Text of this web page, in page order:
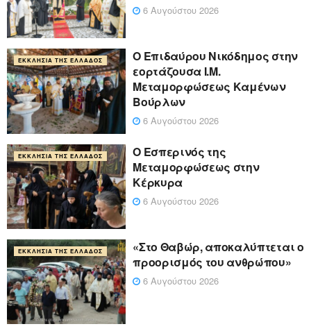
6 Αυγούστου 2026
ΕΚΚΛΗΣΊΑ ΤΗΣ ΕΛΛΆΔΟΣ
Ο Επιδαύρου Νικόδημος στην
εορτάζουσα Ι.Μ.
Μεταμορφώσεως Καμένων
Βούρλων
6 Αυγούστου 2026
ΕΚΚΛΗΣΊΑ ΤΗΣ ΕΛΛΆΔΟΣ
Ο Εσπερινός της
Μεταμορφώσεως στην
Κέρκυρα
6 Αυγούστου 2026
ΕΚΚΛΗΣΊΑ ΤΗΣ ΕΛΛΆΔΟΣ
«Στο Θαβώρ, αποκαλύπτεται ο
προορισμός του ανθρώπου»
6 Αυγούστου 2026